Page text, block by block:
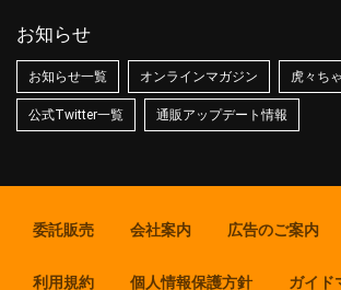
お知らせ
お知らせ一覧 オンラインマガジン 虎々ち
公式Twitter一覧 通販アップデート情報
委託販売 会社案内 広告のご案内
利用規約 個人情報保護方針 ガイド